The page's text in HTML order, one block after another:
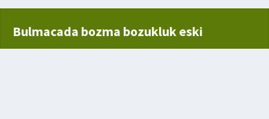
Bulmacada bozma bozukluk eski